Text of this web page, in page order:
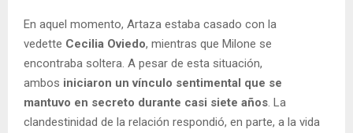
En aquel momento, Artaza estaba casado con la
vedette Cecilia Oviedo, mientras que Milone se
encontraba soltera. A pesar de esta situación,
ambos iniciaron un vínculo sentimental que se
mantuvo en secreto durante casi siete años. La
clandestinidad de la relación respondió, en parte, a la vida